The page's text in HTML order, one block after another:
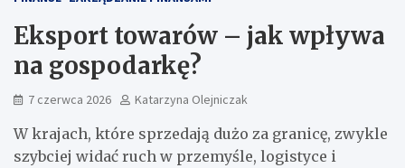
Eksport towarów – jak wpływa
na gospodarkę?
7 czerwca 2026 Katarzyna Olejniczak
W krajach, które sprzedają dużo za granicę, zwykle
szybciej widać ruch w przemyśle, logistyce i